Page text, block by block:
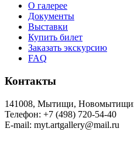
О галерее
Документы
Выставки
Купить билет
Заказать экскурсию
FAQ
Контакты
141008, Мытищи,
Телефон: +7 (498) 720-54-40
Е-mail: myt.artgallery@mail.ru